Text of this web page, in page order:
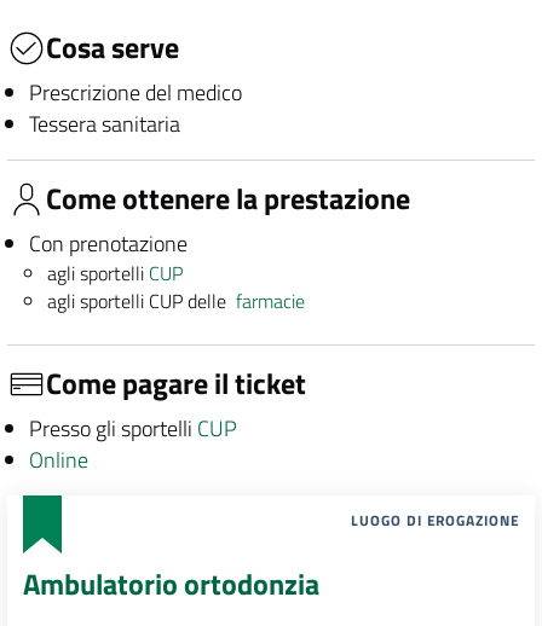
Cosa serve
Prescrizione del medico
Tessera sanitaria
Come ottenere la prestazione
Con prenotazione
agli sportelli CUP
agli sportelli CUP dellefarmacie
Come pagare il ticket
Presso gli sportelli CUP
Online
LUOGO DI EROGAZIONE
Ambulatorio ortodonzia